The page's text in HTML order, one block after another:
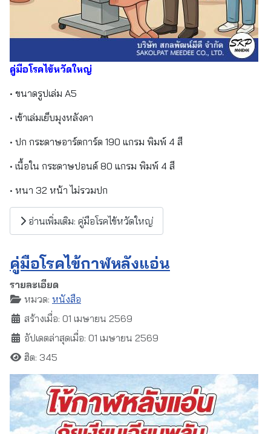
คู่มือโรคไข้หวัดใหญ่
• ขนาดรูปเล่ม A5
• เข้าเล่มเย็บมุงหลังคา
• ปก กระดาษอาร์ตการ์ด 190 แกรม พิมพ์ 4 สี
• เนื้อใน กระดาษปอนด์ 80 แกรม พิมพ์ 4 สี
• หนา 32 หน้า ไม่รวมปก
อ่านเพิ่มเติม: คู่มือโรคไข้หวัดใหญ่
คู่มือโรคไข้กาฬหลังแอ่น
รายละเอียด
หมวด: หนังสือ
สร้างเมื่อ: 01 เมษายน 2569
อัปเดตล่าสุดเมื่อ: 01 เมษายน 2569
ฮิต: 345